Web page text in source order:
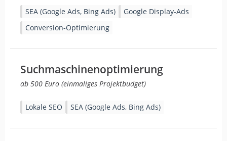
SEA (Google Ads, Bing Ads)
Google Display-Ads
Conversion-Optimierung
Suchmaschinenoptimierung
ab 500 Euro (einmaliges Projektbudget)
Lokale SEO SEA (Google Ads, Bing Ads)